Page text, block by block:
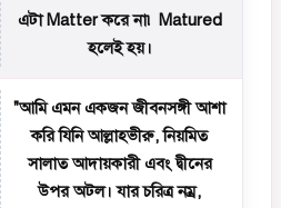
এটা Matter করে না৷ Matured
হলেই হয়।
"আমি এমন একজন জীবনসঙ্গী আশা
করি যিনি আল্লাহভীরু, নিয়মিত
সালাত আদায়কারী এবং দ্বীনের
উপর অটল। যার চরিত্র নম্র,